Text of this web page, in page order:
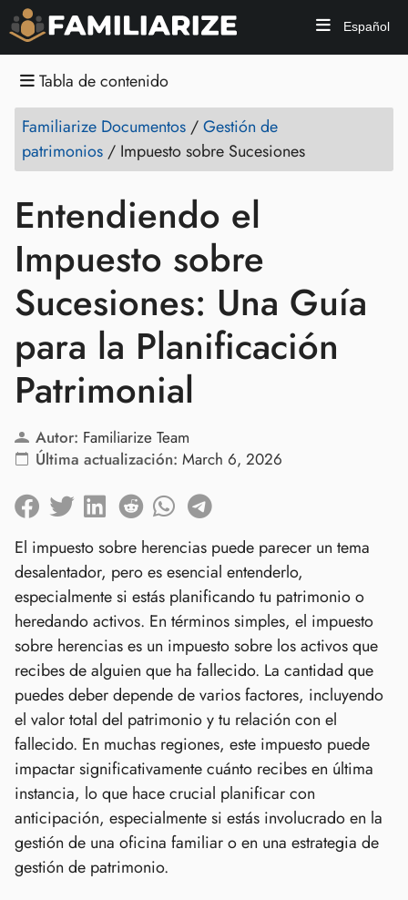
Español
Tabla de contenido
Familiarize Documentos /Gestión de
patrimonios / Impuesto sobre Sucesiones
Entendiendo el
Impuesto sobre
Sucesiones: Una Guía
para la Planificación
Patrimonial
Autor: Familiarize Team
Última actualización: March 6, 2026
El impuesto sobre herencias puede parecer un tema
desalentador, pero es esencial entenderlo,
especialmente si estás planificando tu patrimonio o
heredando activos. En términos simples, el impuesto
sobre herencias es un impuesto sobre los activos que
recibes de alguien que ha fallecido. La cantidad que
puedes deber depende de varios factores, incluyendo
el valor total del patrimonio y tu relación con el
fallecido. En muchas regiones, este impuesto puede
impactar significativamente cuánto recibes en última
instancia, lo que hace crucial planificar con
anticipación, especialmente si estás involucrado en la
gestión de una oficina familiar o en una estrategia de
gestión de patrimonio.